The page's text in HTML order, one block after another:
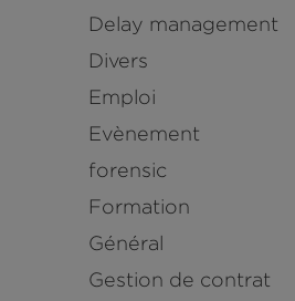
Delay management
Divers
Emploi
Evènement
forensic
Formation
Général
Gestion de contrat